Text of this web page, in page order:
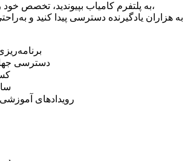
به پلتفرم کامیاب بپیوندید، تخصص خود را به اشتراک بگذارید،
به هزاران یادگیرنده دسترسی پیدا کنید و
دسترسی
رویدادهای